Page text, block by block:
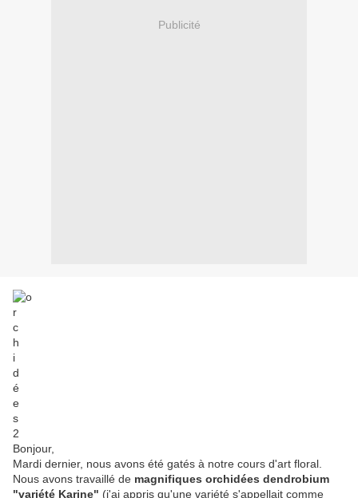
Publicité
Bonjour,
Mardi dernier, nous avons été gatés à notre cours d'art floral.
Nous avons travaillé de magnifiques orchidées dendrobium
"variété Karine" (j'ai appris qu'une variété s'appellait comme